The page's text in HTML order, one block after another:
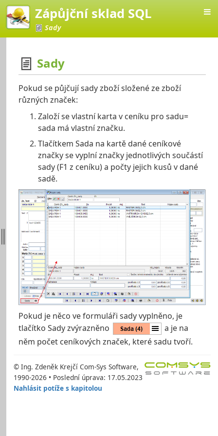
Zápůjční sklad SQL
Sady
sklad SQL
Sady
Pokud se půjčují sady zboží složené ze zboží
různých značek:
Založí se vlastní karta v ceníku pro sadu=
sada má vlastní značku.
Tlačítkem Sada na kartě dané ceníkové
značky se vyplní značky jednotlivých součástí
sady (F1 z ceníku) a počty jejich kusů v dané
sadě.
Pokud je něco ve formuláři sady vyplněno, je
tlačítko Sady zvýrazněno
a je na
něm počet ceníkových značek, které sadu tvoří.
© Ing. Zdeněk Krejčí Com-Sys Software,
1990-2026 • Poslední úprava: 17.05.2023
Nahlásit potíže s kapitolou